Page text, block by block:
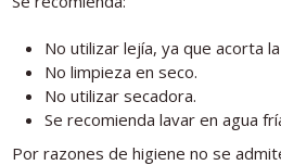
No utilizar lejía, ya que acorta
No limpieza en seco.
No utilizar secadora.
Se recomienda lavar en agua
Por razones de higiene no se